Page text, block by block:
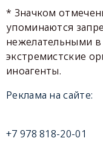
* Значком
упоминаются
нежелательными
экстремистские
иноагенты.
Реклама на сайте:
+7 978 818-20-01